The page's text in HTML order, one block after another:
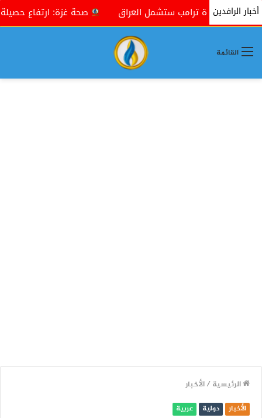
أخبار الرافدين
إدارة ترامب ستشمل العراق صحة غزة: ارتفاع حصيلة ضحايا حرب
القائمة
الرئيسية /الأخبار
الأخبار دولية عربية